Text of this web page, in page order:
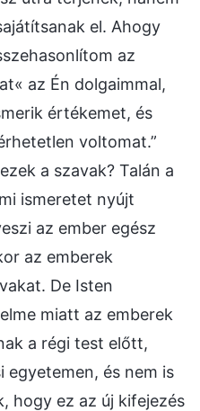
el. Ahogy
az
az Én dolgaimmal,
értékemet, és
voltomat.”
a szavak? Talán a
ismeretet nyújt
az ember egész
az emberek
De Isten
miatt az emberek
a régi test előtt,
és nem is
hogy ez az új kifejezés